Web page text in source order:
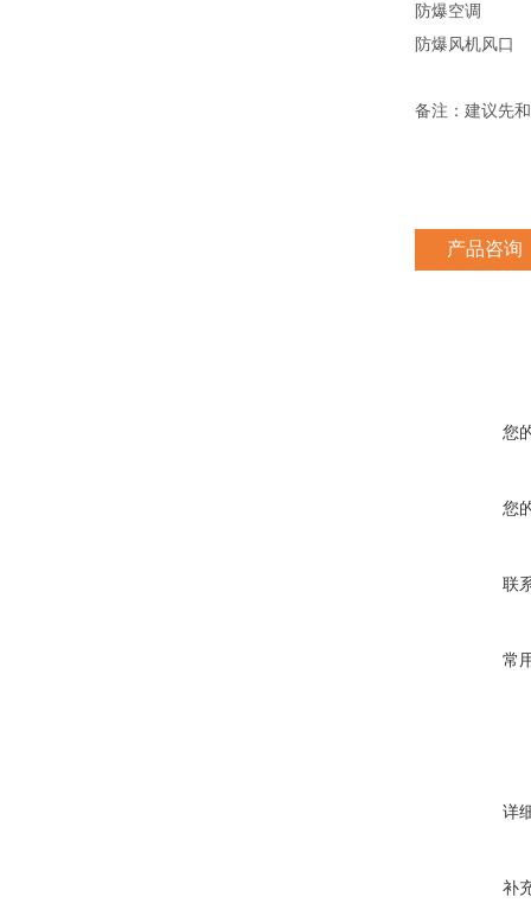
防爆空调
防爆风机风口
备注：建议先
产品咨询
您
您
联
常
详
补